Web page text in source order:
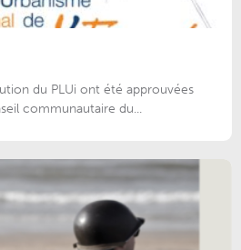
du PLUi ont été approuvées
communautaire du...